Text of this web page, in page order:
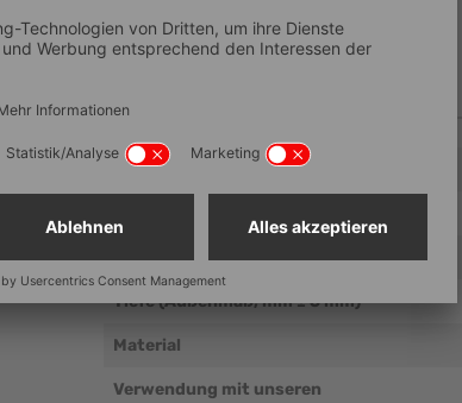
sich
Artikelnummer
Höhe (Außenmaß, mm ± 5 mm)
Tiefe (Außenmaß, mm ± 5 mm)
Material
Verwendung mit unseren